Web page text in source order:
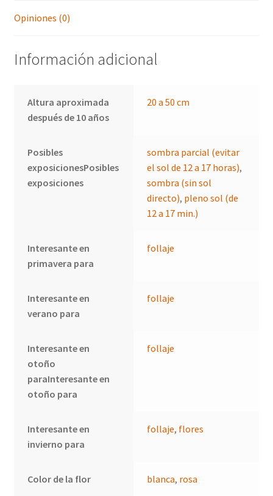
Opiniones (0)
Información adicional
Altura aproximada
después de 10 años
20 a 50 cm
Posibles
exposicionesPosibles
exposiciones
sombra parcial (evitar
el sol de 12 a 17 horas),
sombra (sin sol
directo), pleno sol (de
12 a 17 min.)
Interesante en
primavera para
follaje
Interesante en
verano para
follaje
Interesante en
otoño
paraInteresante en
otoño para
follaje
Interesante en
invierno para
follaje, flores
Color de la flor blanca, rosa